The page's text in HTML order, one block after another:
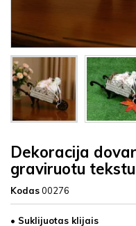
Dekoracija
graviruotu tekstu
Kodas00276
• Suklijuotas klijais